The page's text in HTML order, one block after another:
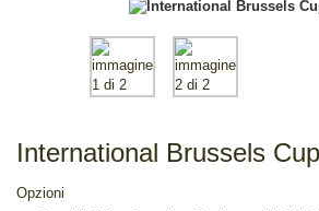
International Brussels
Opzioni